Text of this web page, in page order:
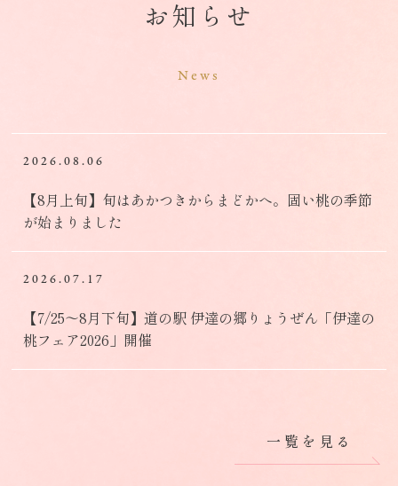
お知らせ
News
2026.08.06
【8月上旬】旬はあかつきからまどかへ。固い桃の季節
が始まりました
2026.07.17
【7/25～8月下旬】道の駅 伊達の郷りょうぜん「伊達の
桃フェア2026」開催
一覧を見る